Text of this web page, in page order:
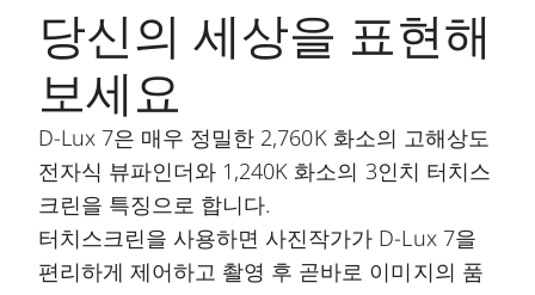
당신의 세상을 표현해
보세요
D-Lux 7은 매우 정밀한 2,760K 화소의 고해상도
전자식 뷰파인더와 1,240K 화소의 3인치 터치스
크린을 특징으로 합니다.
터치스크린을 사용하면 사진작가가 D-Lux 7을
편리하게 제어하고 촬영 후 곧바로 이미지의 품